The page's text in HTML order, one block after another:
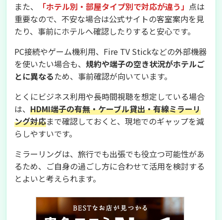
また、
「ホテル別・部屋タイプ別で対応が違う」 点は
重要なので、不安な場合は公式サイトの客室案内を見
たり、事前にホテルへ確認したりすると安心です。
PC接続やゲーム機利用、Fire TV Stickなどの外部機器
を使いたい場合も、 規約や端子の空き状況がホテルご
とに異なるため、事前確認が向いています。
とくにビジネス利用や長時間視聴を想定している場合
は、 HDMI端子の有無・ケーブル貸出・有線ミラーリ
ング対応まで確認しておくと、現地でのギャップを減
らしやすいです。
ミラーリングは、旅行でも出張でも役立つ可能性があ
るため、ご自身の過ごし方に合わせて活用を検討する
とよいと考えられます。